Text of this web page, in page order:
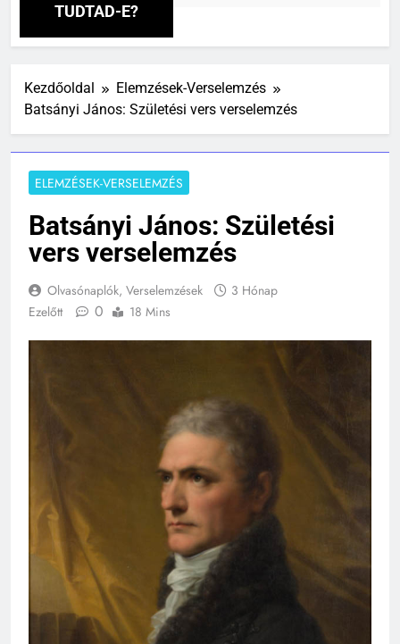
TUDTAD-E?
Kezdőoldal
Elemzések-Verselemzés
Batsányi János: Születési vers verselemzés
ELEMZÉSEK-VERSELEMZÉS
Batsányi János: Születési
vers verselemzés
Olvasónaplók, Verselemzések
3 Hónap
Ezelőtt
0 18 Mins